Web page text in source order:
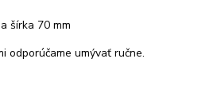
šírka 70 mm
odporúčame umývať ručne.